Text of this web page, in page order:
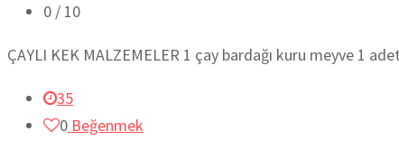
0 / 10
ÇAYLI KEK MALZEMELER 1 çay bardağı kuru meyve 1
35
0 Beğenmek